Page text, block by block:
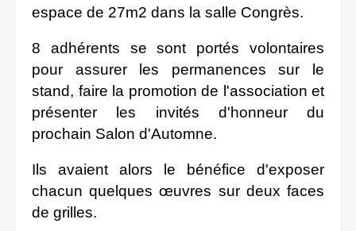
espace de 27m2 dans la salle Congrès.
8 adhérents se sont portés volontaires
pour assurer les permanences sur le
stand, faire la promotion de l'association et
présenter les invités d'honneur du
prochain Salon d'Automne.
Ils avaient alors le bénéfice d'exposer
chacun quelques œuvres sur deux faces
de grilles.